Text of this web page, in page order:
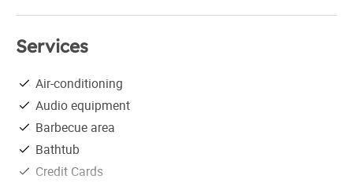
Services
Air-conditioning
Audio equipment
Barbecue area
Bathtub
Credit Cards